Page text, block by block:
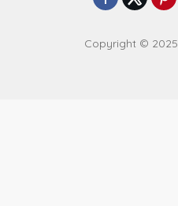
Copyright © 2025